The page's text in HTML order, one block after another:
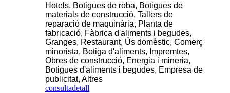
Hotels, Botigues de roba, Botigues de
materials de construcció, Tallers de
reparació de maquinària, Planta de
fabricació, Fàbrica d'aliments i begudes,
Granges, Restaurant, Ús domèstic, Comerç
minorista, Botiga d'aliments, Impremtes,
Obres de construcció, Energia i mineria,
Botigues d'aliments i begudes, Empresa de
publicitat, Altres
consultadetall